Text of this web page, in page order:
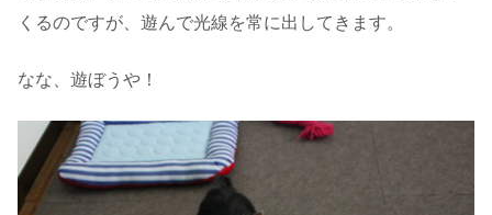
くるのですが、遊んで光線を常に出してきます。
なな、遊ぼうや！